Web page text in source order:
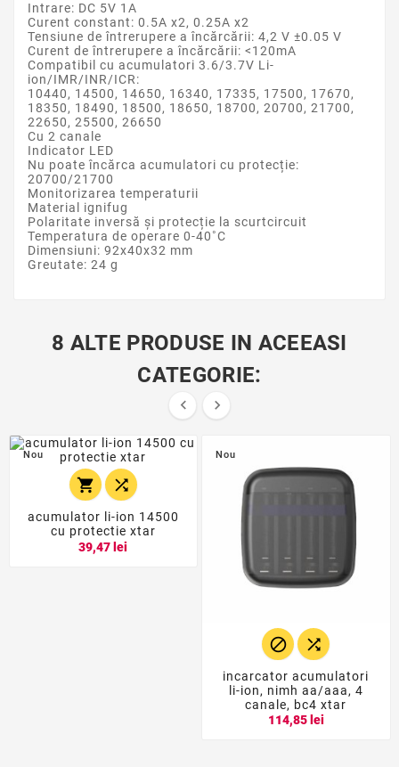
Intrare: DC 5V 1A
Curent constant: 0.5A x2, 0.25A x2
Tensiune de întrerupere a încărcării: 4,2 V ±0.05 V
Curent de întrerupere a încărcării: <120mA
Compatibil cu acumulatori 3.6/3.7V Li-
ion/IMR/INR/ICR:
10440, 14500, 14650, 16340, 17335, 17500, 17670,
18350, 18490, 18500, 18650, 18700, 20700, 21700,
22650, 25500, 26650
Cu 2 canale
Indicator LED
Nu poate încărca acumulatori cu protecție:
20700/21700
Monitorizarea temperaturii
Material ignifug
Polaritate inversă și protecție la scurtcircuit
Temperatura de operare 0-40˚C
Dimensiuni: 92x40x32 mm
Greutate: 24 g
8 ALTE PRODUSE IN ACEEASI
CATEGORIE:
 
Nou
 
acumulator li-ion 14500
cu protectie xtar
39,47 lei
Nou
 
incarcator acumulatori
li-ion, nimh aa/aaa, 4
canale, bc4 xtar
114,85 lei